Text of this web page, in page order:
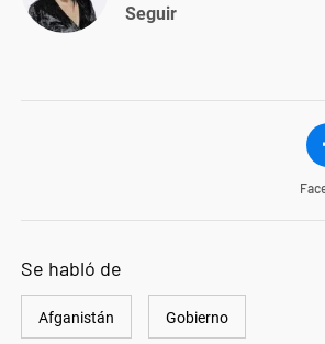
Seguir
Se habló de
Afganistán Gobierno